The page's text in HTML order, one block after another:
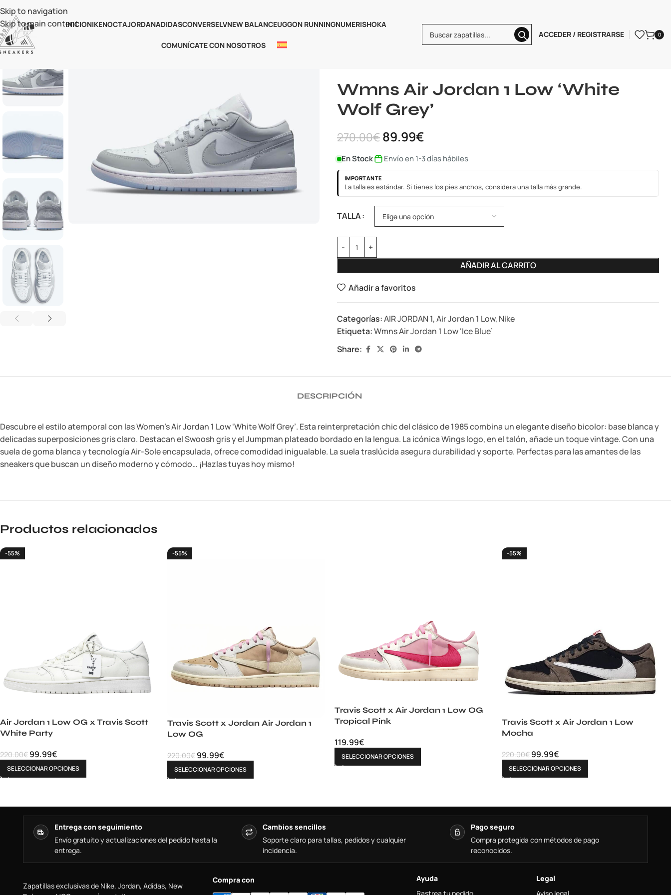
Skip to navigation
Skip to main content
INICIONIKENOCTAJORDANADIDASCONVERSELVNEW BALANCEUGGON RUNNINGNUMERISHOKA
COMUNÍCATE CON NOSOTROS
ACCEDER / REGISTRARSE 0
Wmns Air Jordan 1 Low ‘White
Wolf Grey’
270.00€89.99€
En Stock Envío en 1-3 días hábiles
IMPORTANTE
La talla es estándar. Si tienes los pies anchos, considera una talla más grande.
TALLA
AÑADIR AL CARRITO
Añadir a favoritos
Categorías:AIR JORDAN 1,Air Jordan 1 Low, Nike
Etiqueta:Wmns Air Jordan 1 Low ‘Ice Blue’
Share:
DESCRIPCIÓN
Descubre el estilo atemporal con las Women’s Air Jordan 1 Low ‘White Wolf Grey’. Esta reinterpretación chic del clásico de 1985 combina un elegante diseño bicolor: base blanca y
delicadas superposiciones gris claro. Destacan el Swoosh gris y el Jumpman plateado bordado en la lengua. La icónica Wings logo, en el talón, añade un toque vintage. Con una
suela de goma blanca y tecnología Air-Sole encapsulada, ofrece comodidad inigualable. La suela traslúcida asegura durabilidad y soporte. Perfectas para las amantes de las
sneakers que buscan un diseño moderno y cómodo… ¡Hazlas tuyas hoy mismo!
Productos relacionados
-55%
Air Jordan 1 Low OG x Travis Scott
White Party
220.00€ 99.99€
SELECCIONAR OPCIONES
-55%
Travis Scott x Jordan Air Jordan 1
Low OG
220.00€ 99.99€
SELECCIONAR OPCIONES
Travis Scott x Air Jordan 1 Low OG
Tropical Pink
119.99€
SELECCIONAR OPCIONES
-55%
Travis Scott x Air Jordan 1 Low
Mocha
220.00€ 99.99€
SELECCIONAR OPCIONES
Entrega con seguimiento
Envío gratuito y actualizaciones del pedido hasta la
entrega.
Cambios sencillos
Soporte claro para tallas, pedidos y cualquier
incidencia.
Pago seguro
Compra protegida con métodos de pago
reconocidos.
Zapatillas exclusivas de Nike, Jordan, Adidas, New
Compra con
Ayuda
Legal